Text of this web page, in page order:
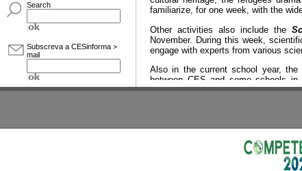
Search
Subscreva a CESinforma >
mail